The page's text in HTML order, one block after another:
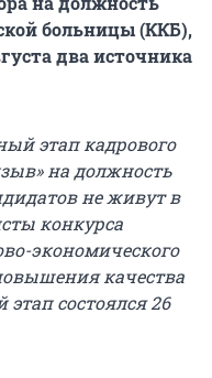
больницы (ККБ),
два источника
этап кадрового
на должность
не живут в
конкурса
экономического
качества
состоялся 26